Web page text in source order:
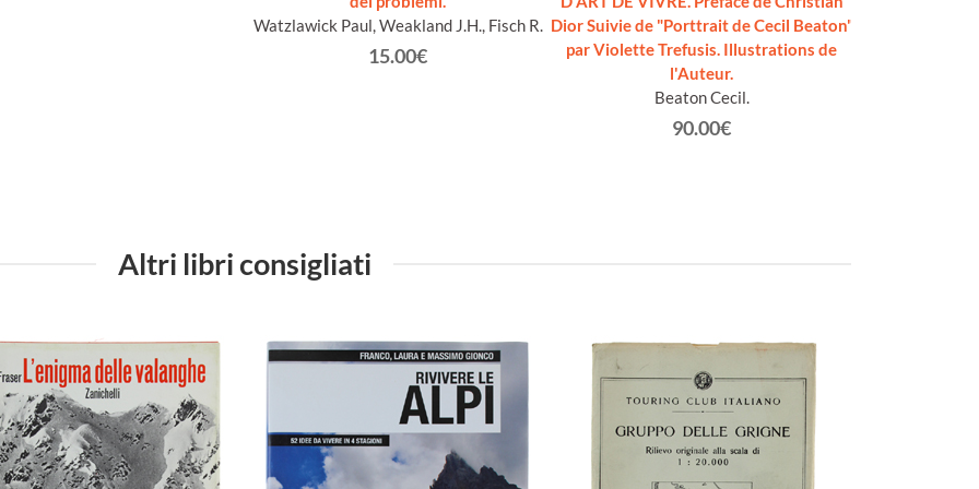
Watzlawick Paul, Weakland J.H., Fisch R.
15.00€
Dior Suivie de "Porttrait de Cecil Beaton"
par Violette Trefusis. Illustrations de
l'Auteur.
Beaton Cecil.
90.00€
Altri libri consigliati